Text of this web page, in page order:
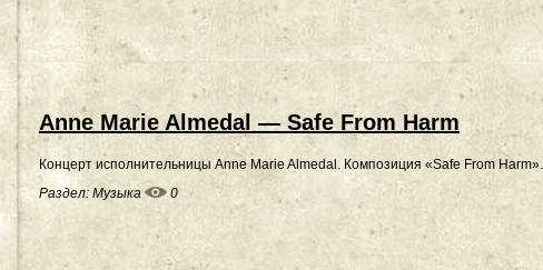
Anne Marie Almedal — Safe From Harm
Концерт исполнительницы Anne Marie Almedal. Композиция «Safe From Harm».
Раздел: Музыка 0